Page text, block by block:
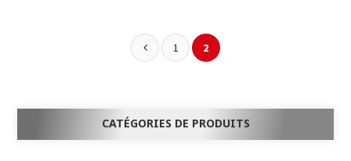
1 2
CATÉGORIES DE PRODUITS